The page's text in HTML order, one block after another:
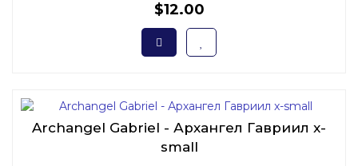
$12.00
Archangel Gabriel - Архангел Гавриил x-
small